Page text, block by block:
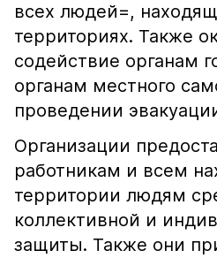
всех людей=,
территориях. Также
содействие органам
органам местного
проведении
Организации
работникам и всем
территории людям
коллективной и
защиты. Также они